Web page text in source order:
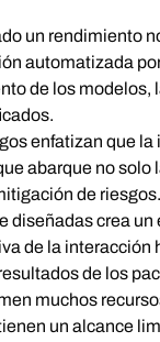
un rendimiento
automatizada
de los modelos,
enfatizan que
abarque no
de
crea
de la interacción
de los
muchos
un alcance